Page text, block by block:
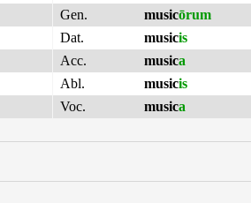
Gen.
musicōrum
Dat.
musicis
Acc.
musica
Abl.
musicis
Voc.
musica